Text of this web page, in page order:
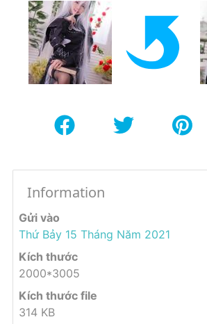
Information
Gửi vào
Thứ Bảy 15 Tháng Năm 2021
Kích thước
2000*3005
Kích thước file
314 KB